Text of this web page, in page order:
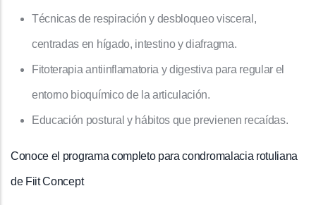
Técnicas de respiración y desbloqueo visceral,
centradas en hígado, intestino y diafragma.
Fitoterapia antiinflamatoria y digestiva para regular el
entorno bioquímico de la articulación.
Educación postural y hábitos que previenen recaídas.
Conoce el programa completo para condromalacia rotuliana
de Fiit Concept